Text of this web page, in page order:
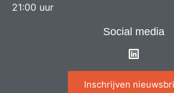
21:00 uur
Social media
Inschrijven